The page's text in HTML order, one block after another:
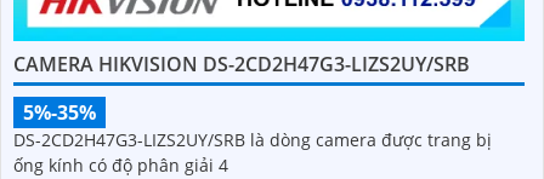
CAMERA HIKVISION DS-2CD2H47G3-LIZS2UY/SRB
5%-35%
DS-2CD2H47G3-LIZS2UY/SRB là dòng camera được trang bị
ống kính có độ phân giải 4